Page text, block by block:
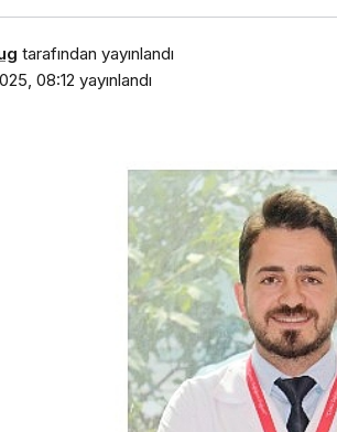
tarafından yayınlandı
08:12 yayınlandı
Haymana’nın Geleceği ve
Yatırım Potansiyeli Masaya